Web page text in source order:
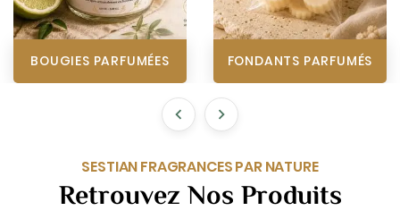
BOUGIES PARFUMÉES FONDANTS PARFUMÉS
 
SESTIAN FRAGRANCES PAR NATURE
Retrouvez Nos Produits